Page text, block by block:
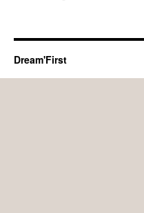
Dream'First